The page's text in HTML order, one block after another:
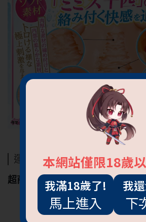
本網站僅限18歲
我滿18歲了!
馬上進入
我
下
運送方式
超商
萊爾富